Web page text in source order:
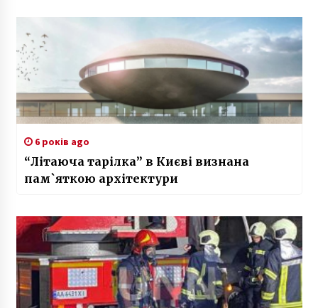
6 років ago
“Літаюча тарілка” в Києві визнана
пам`яткою архітектури